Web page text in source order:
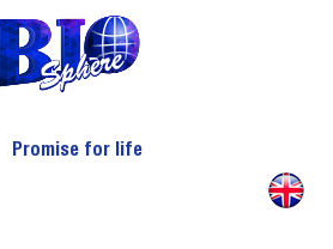
Promise for life